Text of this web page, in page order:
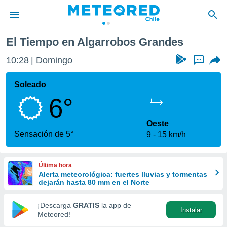
de
por
que se
calidad.
a este
las
y
forma
digital
basada
El Tiempo en Algarrobos Grandes
10:28 Domingo ...
Soleado
6°
Sensación de 5°
Oeste
9
15 km/h
Última hora
Alerta meteorológica: fuertes lluvias y tormentas
dejarán hasta 80 mm en el Norte
¡Descarga GRATIS la app de
Meteored!
Instalar